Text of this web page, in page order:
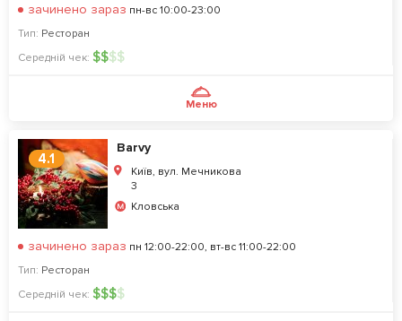
зачинено зараз пн-вс 10:00-23:00
Тип: Ресторан
Середній чек: $$$$
Меню
4.1
Barvy
Київ, вул. Мечникова
3
Кловська
зачинено зараз пн 12:00-22:00, вт-вс 11:00-22:00
Тип: Ресторан
Середній чек: $$$$